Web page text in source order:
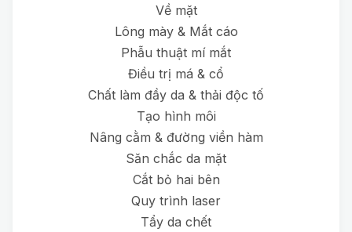
Về mặt
Lông mày & Mắt cáo
Phẫu thuật mí mắt
Điều trị má & cổ
Chất làm đầy da & thải độc tố
Tạo hình môi
Nâng cằm & đường viền hàm
Săn chắc da mặt
Cắt bỏ hai bên
Quy trình laser
Tẩy da chết